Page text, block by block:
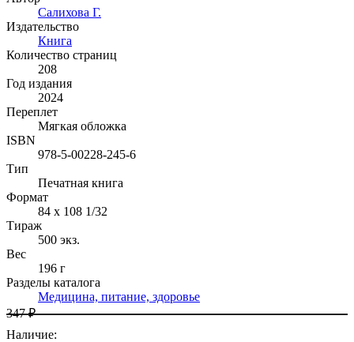
Салихова Г.
Издательство
Книга
Количество страниц
208
Год издания
2024
Переплет
Мягкая обложка
ISBN
978-5-00228-245-6
Тип
Печатная книга
Формат
84 x 108 1/32
Тираж
500 экз.
Вес
196 г
Разделы каталога
Медицина, питание, здоровье
347 ₽
Наличие: